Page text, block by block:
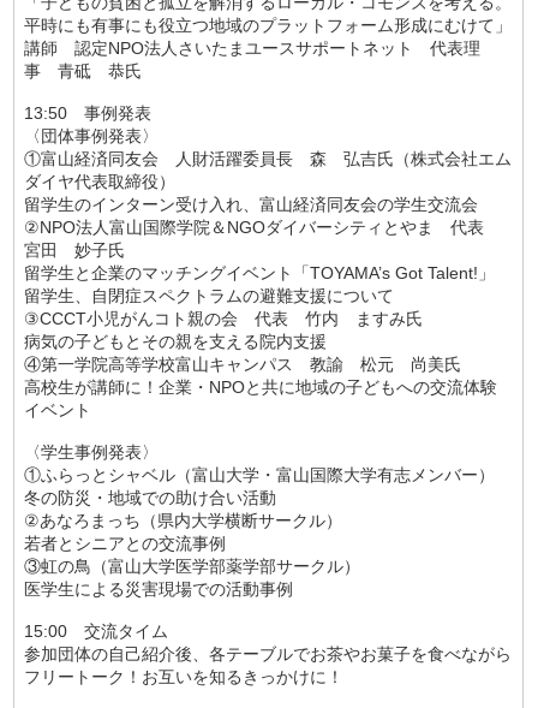
平時にも有事にも役立つ地域のプラットフォーム形成にむけて」
講師 認定NPO法人さいたまユースサポートネット 代表理
事 青砥 恭氏
13:50 事例発表
〈団体事例発表〉
①富山経済同友会 人財活躍委員長 森 弘吉氏（株式会社エム
ダイヤ代表取締役）
留学生のインターン受け入れ、富山経済同友会の学生交流会
②NPO法人富山国際学院＆NGOダイバーシティとやま 代表
宮田 妙子氏
留学生と企業のマッチングイベント「TOYAMA’s Got Talent!」
留学生、自閉症スペクトラムの避難支援について
③CCCT小児がんコト親の会 代表 竹内 ますみ氏
病気の子どもとその親を支える院内支援
④第一学院高等学校富山キャンパス 教諭 松元 尚美氏
高校生が講師に！企業・NPOと共に地域の子どもへの交流体験
イベント
〈学生事例発表〉
①ふらっとシャベル（富山大学・富山国際大学有志メンバー）
冬の防災・地域での助け合い活動
②あなろまっち（県内大学横断サークル）
若者とシニアとの交流事例
③虹の鳥（富山大学医学部薬学部サークル）
医学生による災害現場での活動事例
15:00 交流タイム
参加団体の自己紹介後、各テーブルでお茶やお菓子を食べながら
フリートーク！お互いを知るきっかけに！